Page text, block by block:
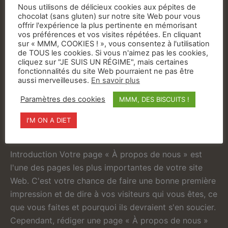
rédaction ?
Un
examen
approfondi
de
contenu
la
rédaction
et
des
raisons
pour
À propos de la rédaction
de pages : les choses à
faire et à ne pas faire
Bases du site Web
6 minutes de lecture
Introduction Votre page « À propos de nous » est
l'une des pages les plus importantes de votre site
Web. C'est votre chance de faire une bonne première
impression et de dire à vos visiteurs qui vous êtes, ce
que vous faites et pourquoi ils devraient s'en soucier.
Cependant, rédiger une page « À propos de nous »
Nous utilisons de délicieux cookies aux pépites de
chocolat (sans gluten) sur notre site Web pour vous
offrir l'expérience la plus pertinente en mémorisant
vos préférences et vos visites répétées. En cliquant
sur « MMM, COOKIES ! », vous consentez à l'utilisation
de TOUS les cookies. Si vous n'aimez pas les cookies,
cliquez sur "JE SUIS UN RÉGIME", mais certaines
fonctionnalités du site Web pourraient ne pas être
aussi merveilleuses. En savoir plus
Paramètres des cookies MMM, DES BISCUITS !
I'M ON A DIET